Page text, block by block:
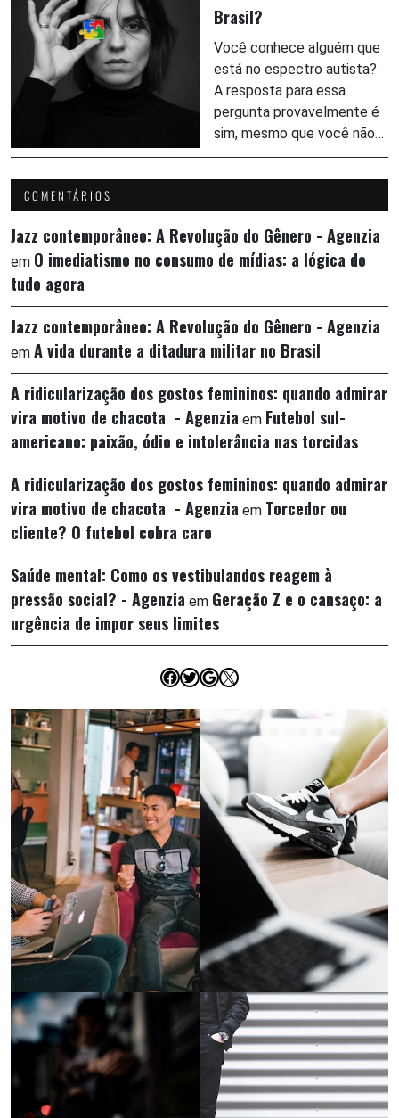
Brasil?
Você conhece alguém que
está no espectro autista?
A resposta para essa
pergunta provavelmente é
sim, mesmo que você não…
COMENTÁRIOS
Jazz contemporâneo: A Revolução do Gênero - Agenzia
em O imediatismo no consumo de mídias: a lógica do
tudo agora
Jazz contemporâneo: A Revolução do Gênero - Agenzia
em A vida durante a ditadura militar no Brasil
A ridicularização dos gostos femininos: quando admirar
vira motivo de chacota - Agenzia em Futebol sul-
americano: paixão, ódio e intolerância nas torcidas
A ridicularização dos gostos femininos: quando admirar
vira motivo de chacota - Agenzia em Torcedor ou
cliente? O futebol cobra caro
Saúde mental: Como os vestibulandos reagem à
pressão social? - Agenzia em Geração Z e o cansaço: a
urgência de impor seus limites
Facebook
Twitter
Google
X